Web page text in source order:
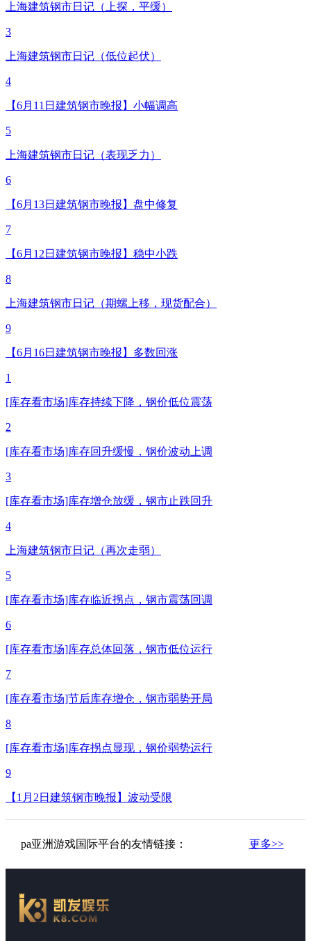
上海建筑钢市日记（上探，平缓）
3
上海建筑钢市日记（低位起伏）
4
【6月11日建筑钢市晚报】小幅调高
5
上海建筑钢市日记（表现乏力）
6
【6月13日建筑钢市晚报】盘中修复
7
【6月12日建筑钢市晚报】稳中小跌
8
上海建筑钢市日记（期螺上移，现货配合）
9
【6月16日建筑钢市晚报】多数回涨
1
[库存看市场]库存持续下降，钢价低位震荡
2
[库存看市场]库存回升缓慢，钢价波动上调
3
[库存看市场]库存增仓放缓，钢市止跌回升
4
上海建筑钢市日记（再次走弱）
5
[库存看市场]库存临近拐点，钢市震荡回调
6
[库存看市场]库存总体回落，钢市低位运行
7
[库存看市场]节后库存增仓，钢市弱势开局
8
[库存看市场]库存拐点显现，钢价弱势运行
9
【1月2日建筑钢市晚报】波动受限
pa亚洲游戏国际平台的友情链接： 更多>>